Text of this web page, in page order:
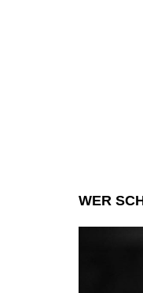
WER